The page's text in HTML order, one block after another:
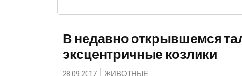
В недавно открывшемся
эксцентричные козлики
28.09.2017 ЖИВОТНЫЕ